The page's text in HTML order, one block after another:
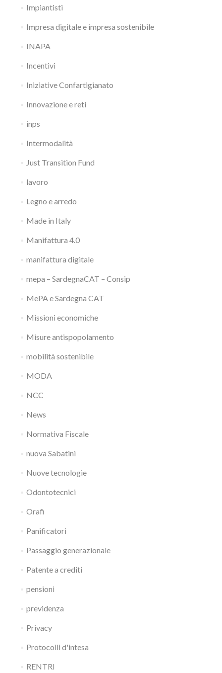
Impiantisti
Impresa digitale e impresa sostenibile
INAPA
Incentivi
Iniziative Confartigianato
Innovazione e reti
inps
Intermodalità
Just Transition Fund
lavoro
Legno e arredo
Made in Italy
Manifattura 4.0
manifattura digitale
mepa – SardegnaCAT – Consip
MePA e Sardegna CAT
Missioni economiche
Misure antispopolamento
mobilità sostenibile
MODA
NCC
News
Normativa Fiscale
nuova Sabatini
Nuove tecnologie
Odontotecnici
Orafi
Panificatori
Passaggio generazionale
Patente a crediti
pensioni
previdenza
Privacy
Protocolli d'intesa
RENTRI